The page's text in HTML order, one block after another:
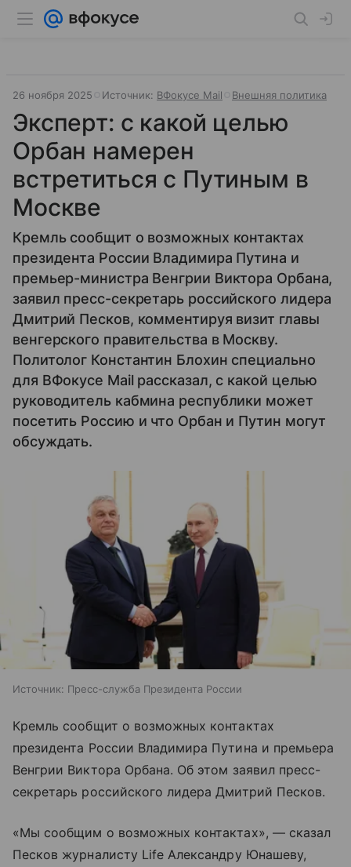
26 ноября 2025 Источник: ВФокусе Mail Внешняя политика
Эксперт: с какой целью
Орбан намерен
встретиться с Путиным в
Москве
Кремль сообщит о возможных контактах
президента России Владимира Путина и
премьер-министра Венгрии Виктора Орбана,
заявил пресс-секретарь российского лидера
Дмитрий Песков, комментируя визит главы
венгерского правительства в Москву.
Политолог Константин Блохин специально
для ВФокусе Mail рассказал, с какой целью
руководитель кабмина республики может
посетить Россию и что Орбан и Путин могут
обсуждать.
Источник: Пресс-служба Президента России
Кремль сообщит о возможных контактах
президента России Владимира Путина и премьера
Венгрии Виктора Орбана. Об этом заявил пресс-
секретарь российского лидера Дмитрий Песков.
«Мы сообщим о возможных контактах», — сказал
Песков журналисту Life Александру Юнашеву,